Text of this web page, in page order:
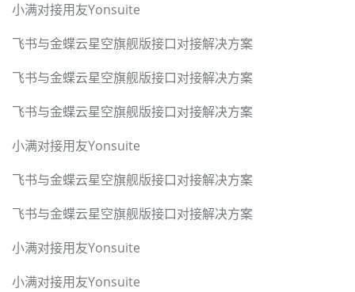
小满对接用友Yonsuite
飞书与金蝶云星空旗舰版接口对接解决方案
飞书与金蝶云星空旗舰版接口对接解决方案
飞书与金蝶云星空旗舰版接口对接解决方案
小满对接用友Yonsuite
飞书与金蝶云星空旗舰版接口对接解决方案
飞书与金蝶云星空旗舰版接口对接解决方案
小满对接用友Yonsuite
小满对接用友Yonsuite